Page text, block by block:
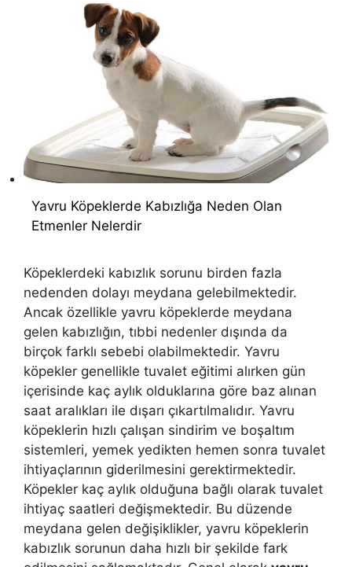
Yavru Köpeklerde Kabızlığa Neden Olan
Etmenler Nelerdir
Köpeklerdeki kabızlık sorunu birden fazla
nedenden dolayı meydana gelebilmektedir.
Ancak özellikle yavru köpeklerde meydana
gelen kabızlığın, tıbbi nedenler dışında da
birçok farklı sebebi olabilmektedir. Yavru
köpekler genellikle tuvalet eğitimi alırken gün
içerisinde kaç aylık olduklarına göre baz alınan
saat aralıkları ile dışarı çıkartılmalıdır. Yavru
köpeklerin hızlı çalışan sindirim ve boşaltım
sistemleri, yemek yedikten hemen sonra tuvalet
ihtiyaçlarının giderilmesini gerektirmektedir.
Köpekler kaç aylık olduğuna bağlı olarak tuvalet
ihtiyaç saatleri değişmektedir. Bu düzende
meydana gelen değişiklikler, yavru köpeklerin
kabızlık sorunun daha hızlı bir şekilde fark